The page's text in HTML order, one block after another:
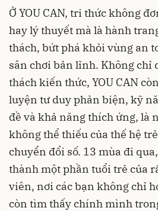
Ở YOU CAN, tri thức không
hay lý thuyết mà là hành
thách, bứt phá khỏi vùng an
sân chơi bản lĩnh. Không chỉ
thách kiến thức, YOU CAN
luyện tư duy phản biện, kỹ
đề và khả năng thích ứng, là
không thể thiếu của thế hệ
chuyển đổi số. 13 mùa đi
thành một phần tuổi trẻ của
viên, nơi các bạn không chỉ
còn tìm thấy chính mình